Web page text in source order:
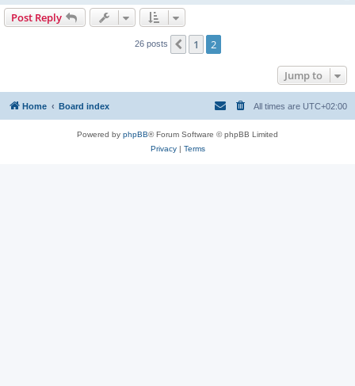
Post Reply
26 posts Previous
1 2
Jump to
Home Board index All times are UTC+02:00
Powered by phpBB® Forum Software © phpBB Limited
Privacy| Terms